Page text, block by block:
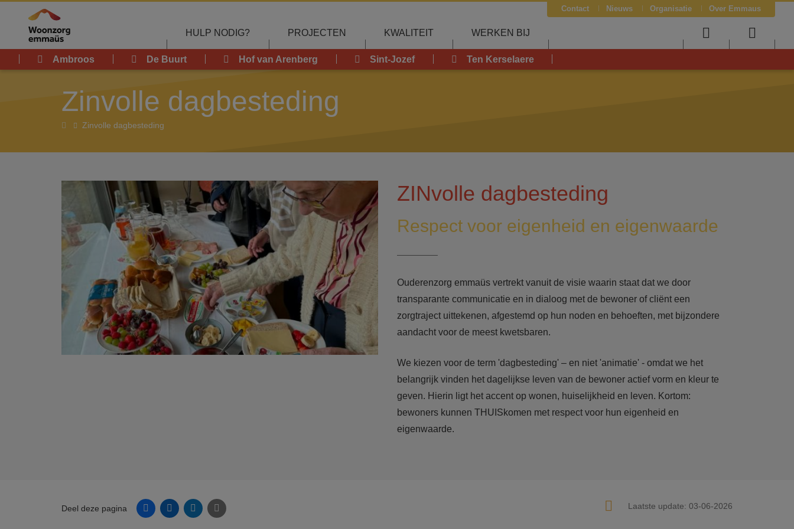
Contact Nieuws Organisatie Over Emmaus
HULP NODIG? PROJECTEN KWALITEIT WERKEN BIJ
User
menu
menu
Ambroos De Buurt Hof van Arenberg Sint-Jozef Ten Kerselaere
Zinvolle dagbesteding
HomeZinvolle dagbesteding
ZINvolle dagbesteding
Respect voor eigenheid en eigenwaarde
Ouderenzorg emmaüs vertrekt vanuit de visie waarin staat dat we door
transparante communicatie en in dialoog met de bewoner of cliënt een
zorgtraject uittekenen, afgestemd op hun noden en behoeften, met bijzondere
aandacht voor de meest kwetsbaren.
We kiezen voor de term 'dagbesteding' – en niet 'animatie' - omdat we het
belangrijk vinden het dagelijkse leven van de bewoner actief vorm en kleur te
geven. Hierin ligt het accent op wonen, huiselijkheid en leven. Kortom:
bewoners kunnen THUISkomen met respect voor hun eigenheid en
eigenwaarde.
Laatste update: 03-06-2026
Deel deze pagina FacebookLinkedinTwitter E-mail